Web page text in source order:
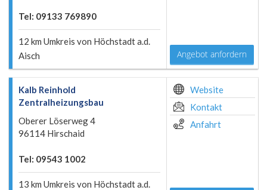
Tel: 09133 769890
12 km Umkreis von Höchstadt a.d.
Aisch
Angebot anfordern
Kalb Reinhold
Zentralheizungsbau
Oberer Löserweg 4
96114 Hirschaid
Tel: 09543 1002
13 km Umkreis von Höchstadt a.d.
Website
Kontakt
Anfahrt